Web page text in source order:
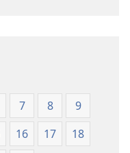
(revidirano
izdanje
iz
2019)
(revidirano
izdanje
iz
2019)
7 8
9
16 17
18